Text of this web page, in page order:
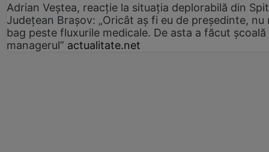
Adrian Veștea, reacție la situația deplorabilă din
Județean Brașov: „Oricât aș fi eu de președinte, nu
bag peste fluxurile medicale. De asta a făcut școală
managerul” actualitate.net